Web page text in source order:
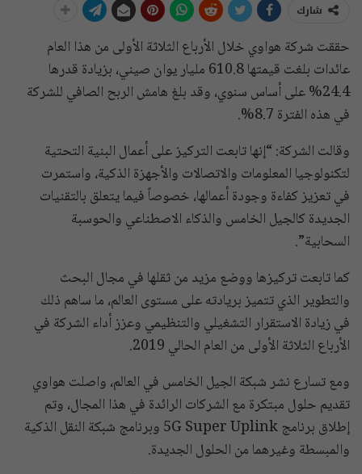
شارك
حققت شركة هواوي خلال الأرباع الثلاثة الأولى من هذا العام
عائدات بلغت قيمتها 610.8 مليار يوان صيني، بزيادة قدرها
24.4% على أساس سنوي، وقد بلغ هامش الربح الصافي للشركة
في هذه الفترة 8.7%.
وقالت الشركة: “إنها تابعت التركيز على أعمال البنية التحتية
لتكنولوجيا المعلومات والاتصالات والأجهزة الذكية، واستمرت
في تعزيز كفاءة وجودة أعمالها، خصوصاً فيما يتعلق بالتقنيات
الجديدة كالجيل الخامس والذكاء الاصطناعي والحوسبة
السحابية”.
كما تابعت تركيزها ووضع مزيد من ثقلها في مجال البحث
والتطوير الذي تتميز بريادته على مستوى العالم، ما ساهم ذلك
في زيادة الاستقرار التشغيلي والتنظيمي وعزز أداء الشركة في
الأرباع الثلاثة الأولى من العام الحالي 2019.
ومع تسارع نشر شبكة الجيل الخامس في العالم، واصلت هواوي
تقديم حلول مبتكرة مع الشركات الرائدة في هذا المجال، وتم
إطلاق برنامج 5G Super Uplink وبرنامج شبكة النقل الذكية
والمبسطة وغيرهما من الحلول الجديدة.